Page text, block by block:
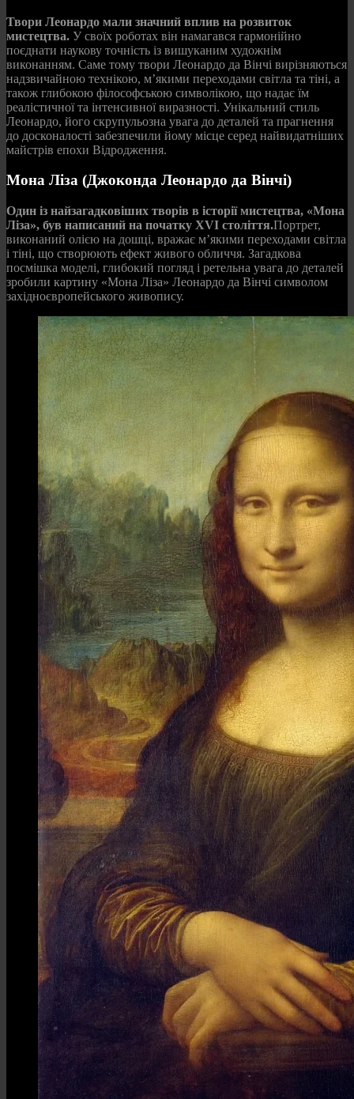
Твори Леонардо мали значний вплив на розвиток
мистецтва. У своїх роботах він намагався гармонійно
поєднати наукову точність із вишуканим художнім
виконанням. Саме тому твори Леонардо да Вінчі вирізняються
надзвичайною технікою, м’якими переходами світла та тіні, а
також глибокою філософською символікою, що надає їм
реалістичної та інтенсивної виразності. Унікальний стиль
Леонардо, його скрупульозна увага до деталей та прагнення
до досконалості забезпечили йому місце серед найвидатніших
майстрів епохи Відродження.
Мона Ліза (Джоконда Леонардо да Вінчі)
Один із найзагадковіших творів в історії мистецтва, «Мона
Ліза», був написаний на початку XVI століття.Портрет,
виконаний олією на дошці, вражає м’якими переходами світла
і тіні, що створюють ефект живого обличчя. Загадкова
посмішка моделі, глибокий погляд і ретельна увага до деталей
зробили картину «Мона Ліза» Леонардо да Вінчі символом
західноєвропейського живопису.